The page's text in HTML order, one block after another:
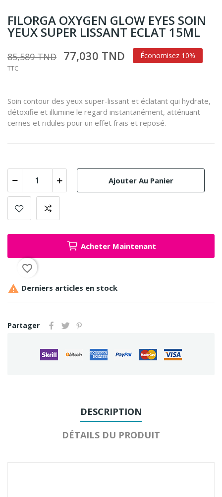
FILORGA OXYGEN GLOW EYES SOIN
YEUX SUPER LISSANT ECLAT 15ML
85,589 TND 77,030 TND Économisez 10%
TTC
Soin contour des yeux super-lissant et éclatant qui hydrate,
détoxifie et illumine le regard instantanément, atténuant
cernes et ridules pour un effet frais et reposé.
Ajouter Au Panier
Acheter Maintenant
favorite_border
 Derniers articles en stock
Partager
DESCRIPTION
DÉTAILS DU PRODUIT